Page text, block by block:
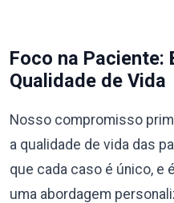
Foco na Paciente:
Qualidade de Vida
Nosso compromisso
a qualidade de vida das
que cada caso é único, e
uma abordagem